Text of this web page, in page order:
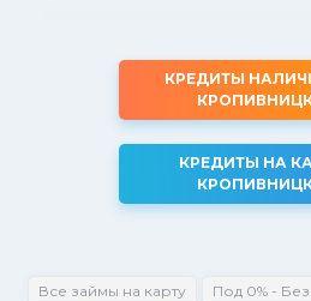
КРЕДИТЫ
КРЕДИТЫ НА
Все займы на карту Под 0% -